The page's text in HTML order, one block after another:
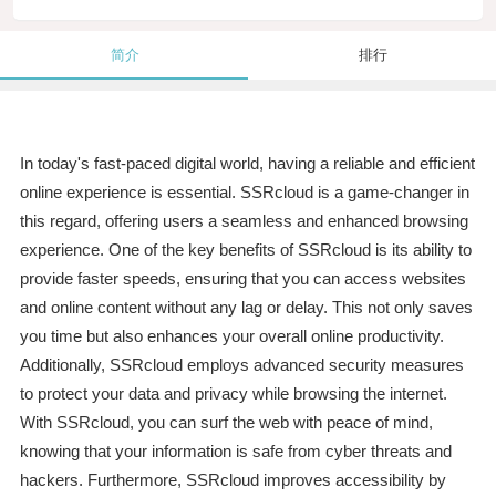
简介 排行
In today's fast-paced digital world, having a reliable and efficient
online experience is essential. SSRcloud is a game-changer in
this regard, offering users a seamless and enhanced browsing
experience. One of the key benefits of SSRcloud is its ability to
provide faster speeds, ensuring that you can access websites
and online content without any lag or delay. This not only saves
you time but also enhances your overall online productivity.
Additionally, SSRcloud employs advanced security measures
to protect your data and privacy while browsing the internet.
With SSRcloud, you can surf the web with peace of mind,
knowing that your information is safe from cyber threats and
hackers. Furthermore, SSRcloud improves accessibility by